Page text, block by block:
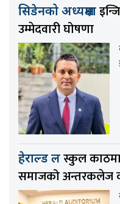
सिडेनको अध्यक्षमा
उम्मेदवारी घोषणा
हेराल्ड लस्कुल
समाजको अन्तरकलेज